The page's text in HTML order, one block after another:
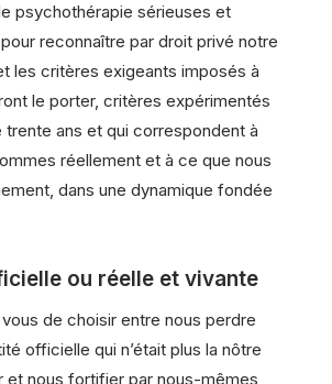
psychothérapie sérieuses et
reconnaître par droit privé notre
les critères exigeants imposés à
le porter, critères expérimentés
trente ans et qui correspondent à
réellement et à ce que nous
dans une dynamique fondée
ou réelle et vivante
de choisir entre nous perdre
officielle qui n’était plus la nôtre
et nous fortifier par nous-mêmes